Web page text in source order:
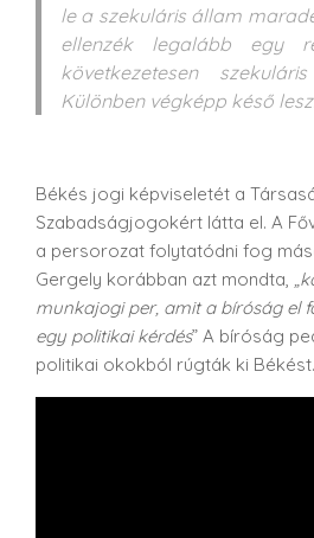
le a szekuláris állam
ellenzék legalább egy
következetesen
Különben végképp késő
Békés jogi képviseletét a
Szabadságjogokért látta el. A
a persorozat folytatódni fog
Gergely korábban azt mondta,
munkajogi per, amit a bíróság el
egy politikai kérdés” A bíróság
politikai okokból rúgták ki Békést.